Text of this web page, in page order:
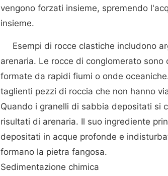
vengono forzati insieme, spremendo
insieme.
Esempi di rocce clastiche includono
arenaria. Le rocce di conglomerato
formate da rapidi fiumi o onde
taglienti pezzi di roccia che non hanno
Quando i granelli di sabbia depositati si
risultati di arenaria. Il suo ingrediente
depositati in acque profonde e
formano la pietra fangosa.
Sedimentazione chimica